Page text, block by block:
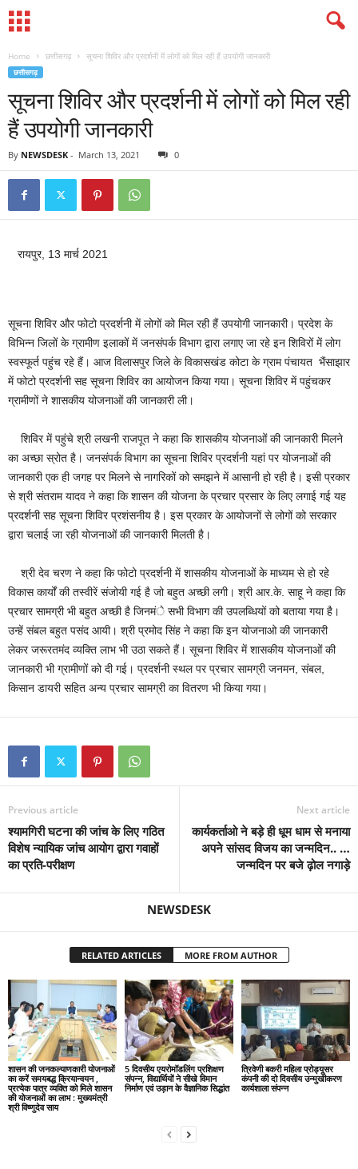
Home छत्तीसगढ़ सूचना शिविर और प्रदर्शनी में लोगों को मिल रही हैं उपयोगी जानकारी
छत्तीसगढ़
सूचना शिविर और प्रदर्शनी में लोगों को मिल रही
हैं उपयोगी जानकारी
By NEWSDESK - March 13, 2021 0
रायपुर, 13 मार्च 2021
सूचना शिविर और फोटो प्रदर्शनी में लोगों को मिल रही हैं उपयोगी जानकारी। प्रदेश के
विभिन्न जिलों के ग्रामीण इलाकों में जनसंपर्क विभाग द्वारा लगाए जा रहे इन शिविरों में लोग
स्वस्फूर्त पहुंच रहे हैं। आज विलासपुर जिले के विकासखंड कोटा के ग्राम पंचायत भैंसाझार
में फोटो प्रदर्शनी सह सूचना शिविर का आयोजन किया गया। सूचना शिविर में पहुंचकर
ग्रामीणों ने शासकीय योजनाओं की जानकारी ली।
शिविर में पहुंचे श्री लखनी राजपूत ने कहा कि शासकीय योजनाओं की जानकारी मिलने
का अच्छा स्रोत है। जनसंपर्क विभाग का सूचना शिविर प्रदर्शनी यहां पर योजनाओं की
जानकारी एक ही जगह पर मिलने से नागरिकों को समझने में आसानी हो रही है। इसी प्रकार
से श्री संतराम यादव ने कहा कि शासन की योजना के प्रचार प्रसार के लिए लगाई गई यह
प्रदर्शनी सह सूचना शिविर प्रशंसनीय है। इस प्रकार के आयोजनों से लोगों को सरकार
द्वारा चलाई जा रही योजनाओं की जानकारी मिलती है।
श्री देव चरण ने कहा कि फोटो प्रदर्शनी में शासकीय योजनाओं के माध्यम से हो रहे
विकास कार्यों की तस्वीरें संजोयी गई है जो बहुत अच्छी लगी। श्री आर.के. साहू ने कहा कि
प्रचार सामग्री भी बहुत अच्छी है जिनमंे सभी विभाग की उपलब्धियों को बताया गया है।
उन्हें संबल बहुत पसंद आयी। श्री प्रमोद सिंह ने कहा कि इन योजनाओ की जानकारी
लेकर जरूरतमंद व्यक्ति लाभ भी उठा सकते हैं। सूचना शिविर में शासकीय योजनाओं की
जानकारी भी ग्रामीणों को दी गई। प्रदर्शनी स्थल पर प्रचार सामग्री जनमन, संबल,
किसान डायरी सहित अन्य प्रचार सामग्री का वितरण भी किया गया।
Previous article
श्यामगिरी घटना की जांच के लिए गठित
विशेष न्यायिक जांच आयोग द्वारा गवाहों
का प्रति-परीक्षण
Next article
कार्यकर्ताओ ने बड़े ही धूम धाम से मनाया
अपने सांसद विजय का जन्मदिन.. …
जन्मदिन पर बजे ढ़ोल नगाड़े
NEWSDESK
RELATED ARTICLES MORE FROM AUTHOR
शासन की जनकल्याणकारी योजनाओं
का करें समयबद्ध क्रियान्वयन ,
प्रत्येक पात्र व्यक्ति को मिले शासन
की योजनाओं का लाभ : मुख्यमंत्री
श्री विष्णुदेव साय
5 दिवसीय एयरोमॉडलिंग प्रशिक्षण
संपन्न, विद्यार्थियों ने सीखे विमान
निर्माण एवं उड़ान के वैज्ञानिक सिद्धांत
त्रिवेणी बकरी महिला प्रोड्यूसर
कंपनी की दो दिवसीय उन्मुखीकरण
कार्यशाला संपन्न